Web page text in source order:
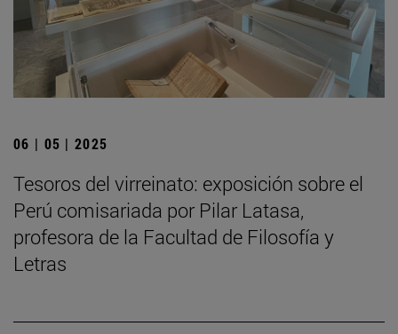
06 | 05 | 2025
Tesoros del virreinato: exposición sobre el
Perú comisariada por Pilar Latasa,
profesora de la Facultad de Filosofía y
Letras